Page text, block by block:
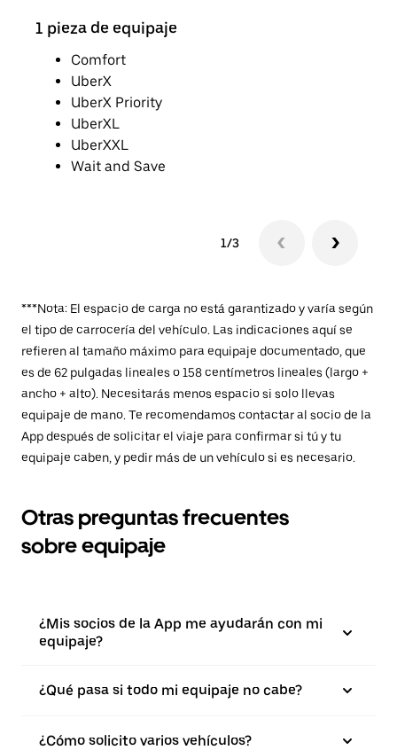
1 pieza de equipaje
Comfort
UberX
UberX Priority
UberXL
UberXXL
Wait and Save
1/3
***Nota: El espacio de carga no está garantizado y varía según
el tipo de carrocería del vehículo. Las indicaciones aquí se
refieren al tamaño máximo para equipaje documentado, que
es de 62 pulgadas lineales o 158 centímetros lineales (largo +
ancho + alto). Necesitarás menos espacio si solo llevas
equipaje de mano. Te recomendamos contactar al socio de la
App después de solicitar el viaje para confirmar si tú y tu
equipaje caben, y pedir más de un vehículo si es necesario.
Otras preguntas frecuentes
sobre equipaje
¿Mis socios de la App me ayudarán con mi
equipaje?
¿Qué pasa si todo mi equipaje no cabe?
¿Cómo solicito varios vehículos?